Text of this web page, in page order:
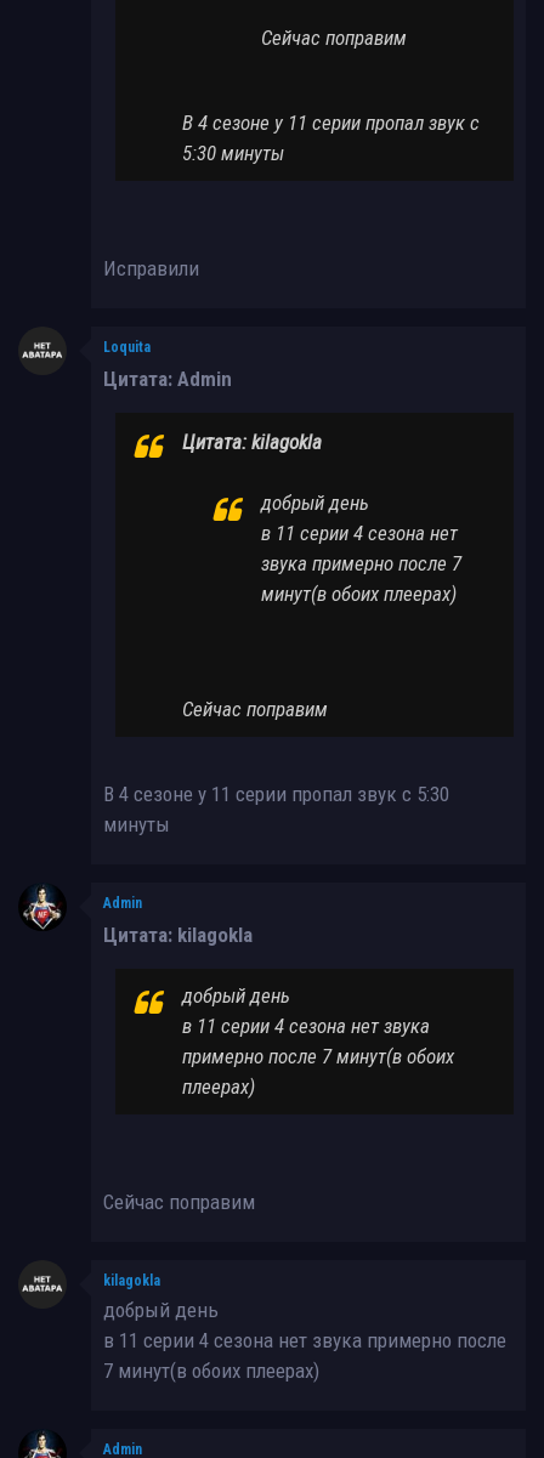
Сейчас поправим
В 4 сезоне у 11 серии пропал звук с
5:30 минуты
Исправили
Loquita
Цитата: Admin
Цитата: kilagokla
добрый день
в 11 серии 4 сезона нет
звука примерно после 7
минут(в обоих плеерах)
Сейчас поправим
В 4 сезоне у 11 серии пропал звук с 5:30
минуты
Admin
Цитата: kilagokla
добрый день
в 11 серии 4 сезона нет звука
примерно после 7 минут(в обоих
плеерах)
Сейчас поправим
kilagokla
добрый день
в 11 серии 4 сезона нет звука примерно после
7 минут(в обоих плеерах)
Admin